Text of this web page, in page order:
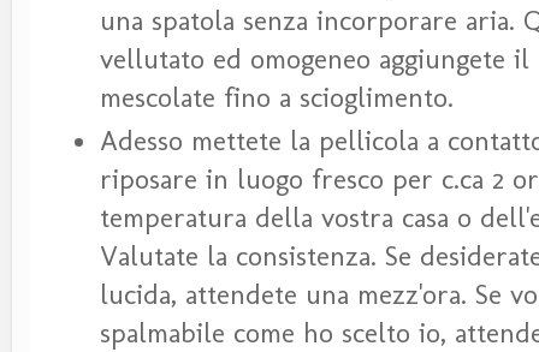
una spatola senza incorporare aria.
vellutato ed omogeneo aggiungete
mescolate fino a scioglimento.
Adesso mettete la pellicola a
riposare in luogo fresco per c.ca 2
temperatura della vostra casa o
Valutate la consistenza. Se
lucida, attendete una mezz'ora. Se
spalmabile come ho scelto io,